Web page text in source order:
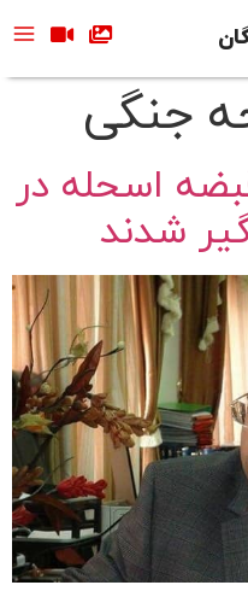
جنگی
و ضبط ۱۷ قبضه اسحله در
شدند